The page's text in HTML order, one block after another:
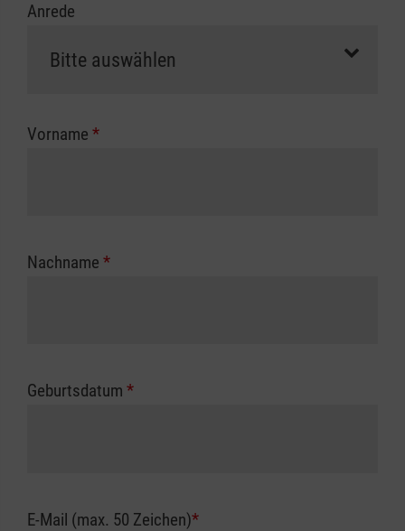
erfolgt eine Abrechnung der vollen Kursgebühr
Die notwendigen Formulare für die
zuständigen Berufsgenossenschaft oder
Anrede
Vorname *
Nachname *
Geburtsdatum *
E-Mail (max. 50 Zeichen)*